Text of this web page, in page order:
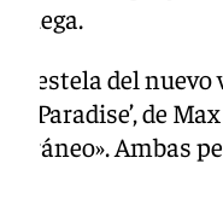
la estela del
o ‘Paradise’, de
Ambas